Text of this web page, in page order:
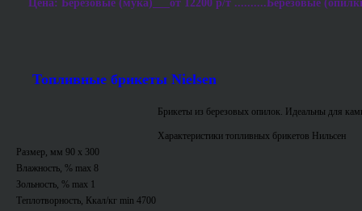
Цена: Березовые (мука)___от 12200 р/т ..........Березовые
Топливные брикеты Nielsen
Брикеты из березовых опилок. Идеальны для
Характеристики топливных брикетов Нильсен
Размер, мм 90 х 300
Влажность, % max 8
Зольность, % max 1
Теплотворность, Ккал/кг min 4700